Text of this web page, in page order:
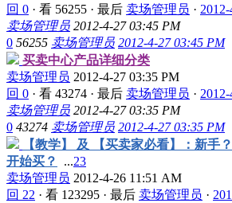
回 0 · 看 56255 · 最后 卖场管理员 ·
卖场管理员 2012-4-27 03:45 PM
0 56255 卖场管理员 2012-4-27 03:45 PM
买卖中心产品详细分类
卖场管理员 2012-4-27 03:35 PM
回 0 · 看 43274 · 最后 卖场管理员 ·
卖场管理员 2012-4-27 03:35 PM
0 43274 卖场管理员 2012-4-27 03:35 PM
【教学】 及 【买卖家必看】：新手
开始买？
...23
卖场管理员 2012-4-26 11:51 AM
回 22 · 看 123295 · 最后 卖场管理员 ·